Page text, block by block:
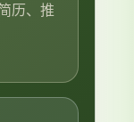
历、推